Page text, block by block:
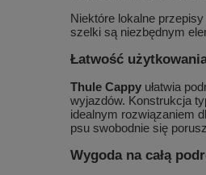
Niektóre lokalne
szelki są niezbędnym
Łatwość
Thule Cappy ułatwia
wyjazdów. Konstrukcja
idealnym rozwiązaniem
psu swobodnie się
Wygoda na całą